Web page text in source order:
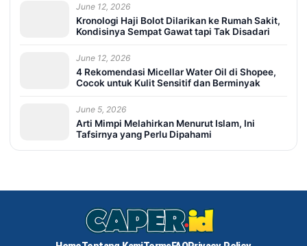
June 12, 2026
Kronologi Haji Bolot Dilarikan ke Rumah Sakit,
Kondisinya Sempat Gawat tapi Tak Disadari
June 12, 2026
4 Rekomendasi Micellar Water Oil di Shopee,
Cocok untuk Kulit Sensitif dan Berminyak
June 5, 2026
Arti Mimpi Melahirkan Menurut Islam, Ini
Tafsirnya yang Perlu Dipahami